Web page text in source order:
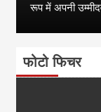
रूप में अपनी
फोटो फिचर